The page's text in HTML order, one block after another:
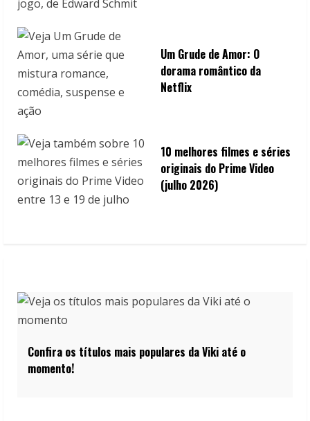
Um Grude de Amor: O
dorama romântico da
Netflix
10 melhores filmes e séries
originais do Prime Video
(julho 2026)
Confira os títulos mais populares da Viki até o
momento!